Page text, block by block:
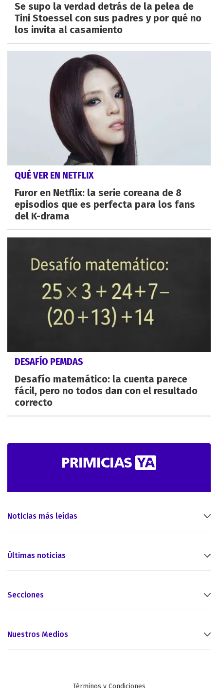
Se supo la verdad detrás de la pelea de
Tini Stoessel con sus padres y por qué no
los invita al casamiento
QUÉ VER EN NETFLIX
Furor en Netflix: la serie coreana de 8
episodios que es perfecta para los fans
del K-drama
DESAFÍO PEMDAS
Desafío matemático: la cuenta parece
fácil, pero no todos dan con el resultado
correcto
Noticias más leídas
Últimas noticias
Secciones
Nuestros Medios